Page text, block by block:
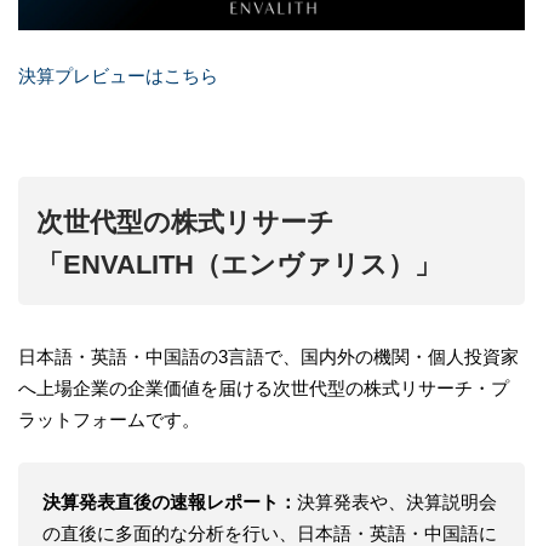
決算プレビューはこちら
次世代型の株式リサーチ
「ENVALITH（エンヴァリス）」
日本語・英語・中国語の3言語で、国内外の機関・個人投資家
へ上場企業の企業価値を届ける次世代型の株式リサーチ・プ
ラットフォームです。
決算発表直後の速報レポート： 決算発表や、決算説明会
の直後に多面的な分析を行い、日本語・英語・中国語に